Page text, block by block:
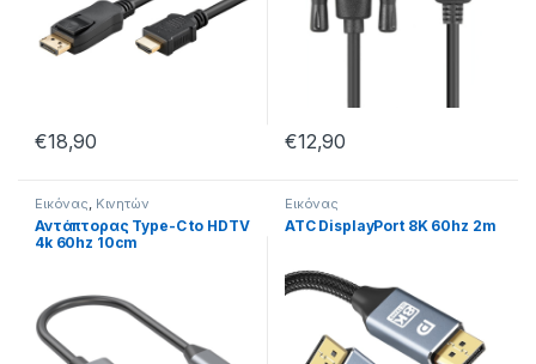
€18,90 €12,90
Εικόνας, Κινητών
Αντάπτορας Type-C to HDTV
4k 60hz 10cm
Εικόνας
ATC DisplayPort 8K 60hz 2m